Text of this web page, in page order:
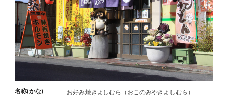
名称(かな) お好み焼きよしむら（おこのみやきよしむら）